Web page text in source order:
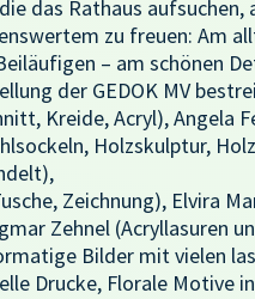
das Rathaus
zu freuen: Am
– am schönen
der GEDOK MV
Kreide, Acryl), Angela
Holzskulptur,
Zeichnung), Elvira
Zehnel (Acryllasuren
Bilder mit vielen
Drucke, Florale Motive